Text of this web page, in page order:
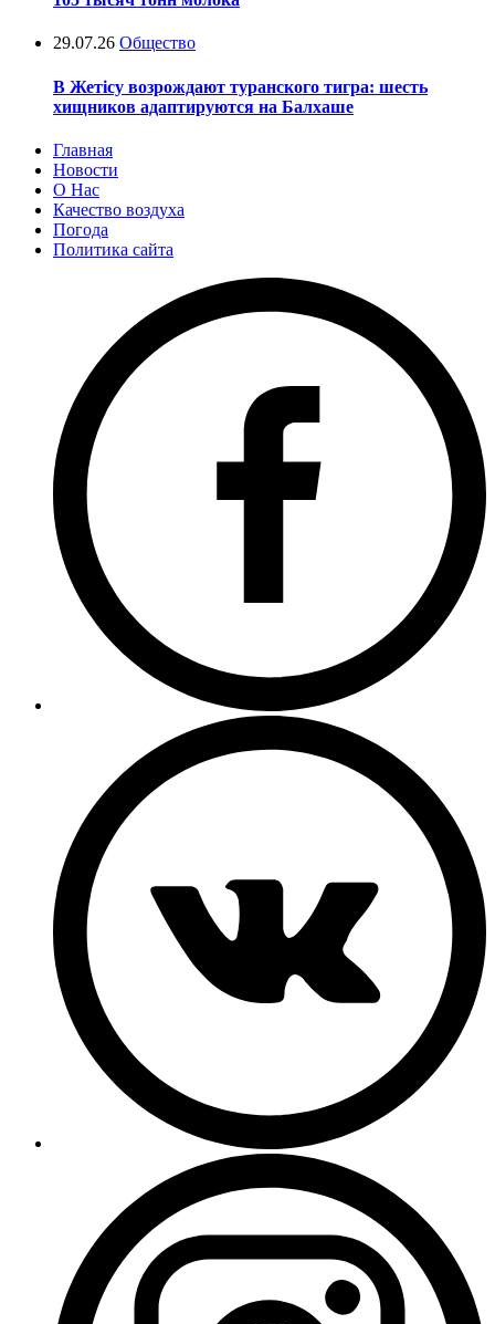
29.07.26 Общество
В Жетісу возрождают туранского тигра: шесть
хищников адаптируются на Балхаше
Главная
Новости
О Нас
Качество воздуха
Погода
Политика сайта